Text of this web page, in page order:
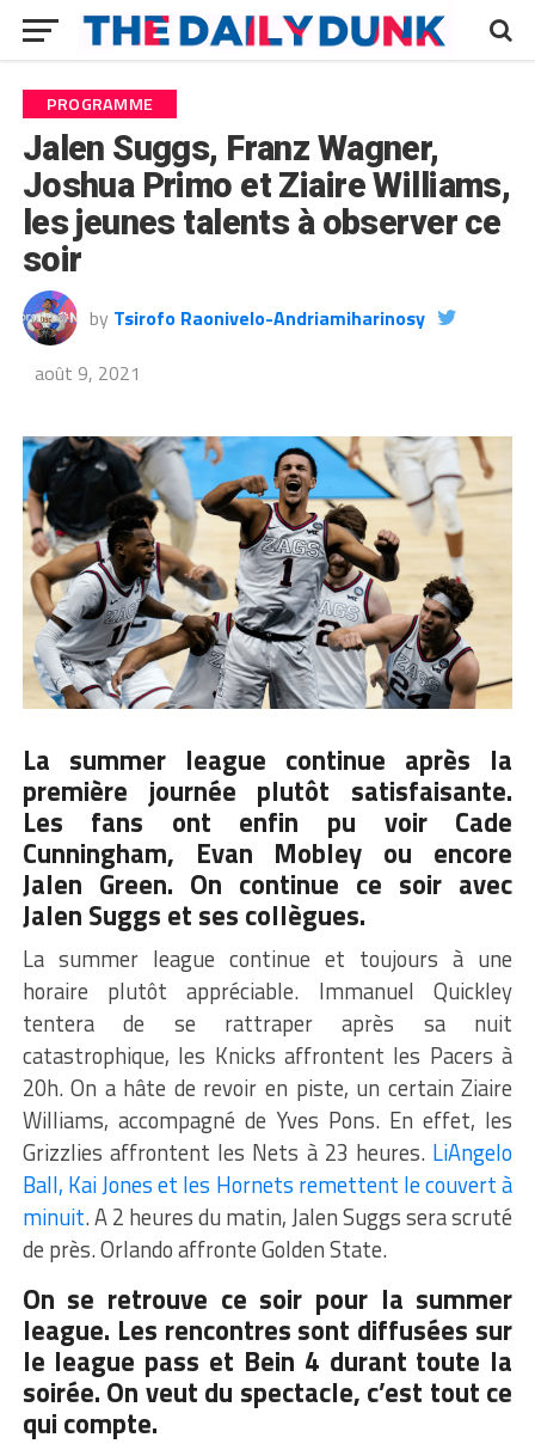
PROGRAMME
Jalen Suggs, Franz Wagner,
Joshua Primo et Ziaire Williams,
les jeunes talents à observer ce
soir
by Tsirofo Raonivelo-Andriamiharinosy
août 9, 2021
La summer league continue après la
première journée plutôt satisfaisante.
Les fans ont enfin pu voir Cade
Cunningham, Evan Mobley ou encore
Jalen Green. On continue ce soir avec
Jalen Suggs et ses collègues.
La summer league continue et toujours à une
horaire plutôt appréciable. Immanuel Quickley
tentera de se rattraper après sa nuit
catastrophique, les Knicks affrontent les Pacers à
20h. On a hâte de revoir en piste, un certain Ziaire
Williams, accompagné de Yves Pons. En effet, les
Grizzlies affrontent les Nets à 23 heures. LiAngelo
Ball, Kai Jones et les Hornets remettent le couvert à
minuit. A 2 heures du matin, Jalen Suggs sera scruté
de près. Orlando affronte Golden State.
On se retrouve ce soir pour la summer
league. Les rencontres sont diffusées sur
le league pass et Bein 4 durant toute la
soirée. On veut du spectacle, c’est tout ce
qui compte.